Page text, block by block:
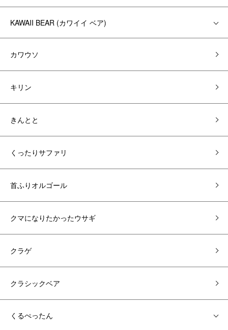
KAWAII BEAR (カワイイ ベア)
カワウソ
キリン
きんとと
くったりサファリ
首ふりオルゴール
クマになりたかったウサギ
クラゲ
クラシックベア
くるぺったん